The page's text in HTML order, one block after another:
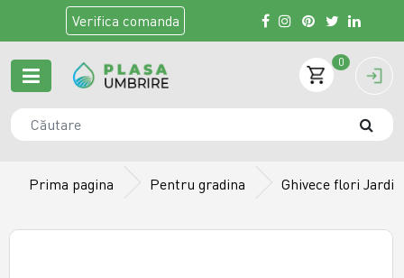
Verifica comanda
0
Prima pagina Pentru gradina Ghivece flori